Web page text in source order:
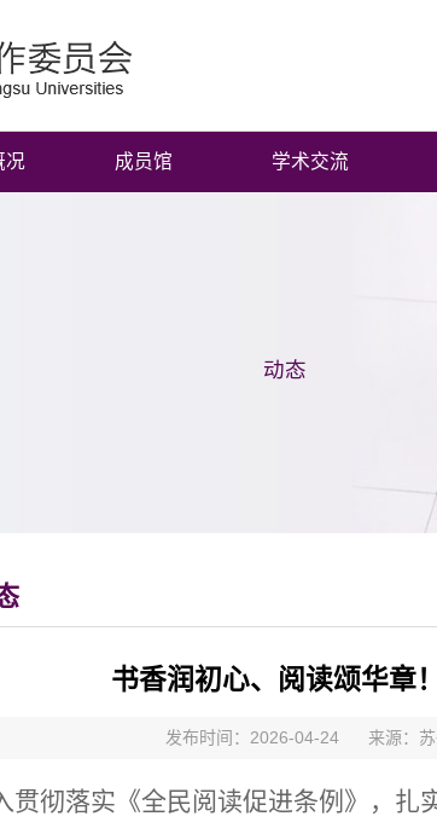
况 成员馆 学术交流
动态
书香润初心、阅读颂华章
发布时间：2026-04-24 来源：
贯彻落实《全民阅读促进条例》，扎